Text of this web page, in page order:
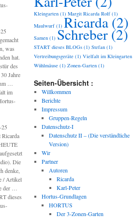
was
hat.
des
Jahre
…
im
Die
denke,
/ Artikel
der …
dieses
Kleingarten (1) Margit Ricarda Rolf (1)
Maulwurf (1) Ricarda(2)
Samen (1) Schreber(2)
START dieses BLOGs (1) Stefan (1)
Vertreibungsgeräte (1) Vielfalt im Kleingarten
Wühlmäuse (1) Zonen-Garten (1)
Seiten-Übersicht :
Willkommen
Berichte
Impressum
Gruppen-Regeln
Datenschutz-I
Datenschutz II – (Die verständliche
Version)
Wir
Partner
Autoren
Ricarda
Karl-Peter
Hortus-Grundlagen
HORTUS
Der 3-Zonen-Garten